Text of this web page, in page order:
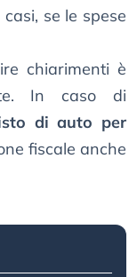
se le spese
chiarimenti è
In caso di
di auto per
fiscale anche